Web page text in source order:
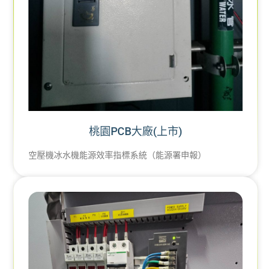
桃園PCB大廠(上市)
空壓機冰水機能源效率指標系統（能源署申報）